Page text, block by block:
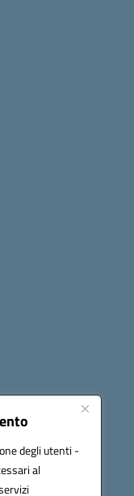
degli utenti -
al